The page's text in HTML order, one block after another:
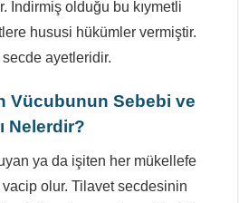
İndirmiş olduğu bu kıymetli
hususi hükümler vermiştir.
ayetleridir.
Vücubunun Sebebi ve
Nelerdir?
ya da işiten her mükellefe
olur. Tilavet secdesinin